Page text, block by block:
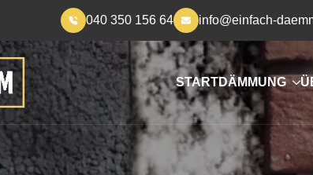
040 350 156 64 info@einfach-
STARTDÄMMUNG